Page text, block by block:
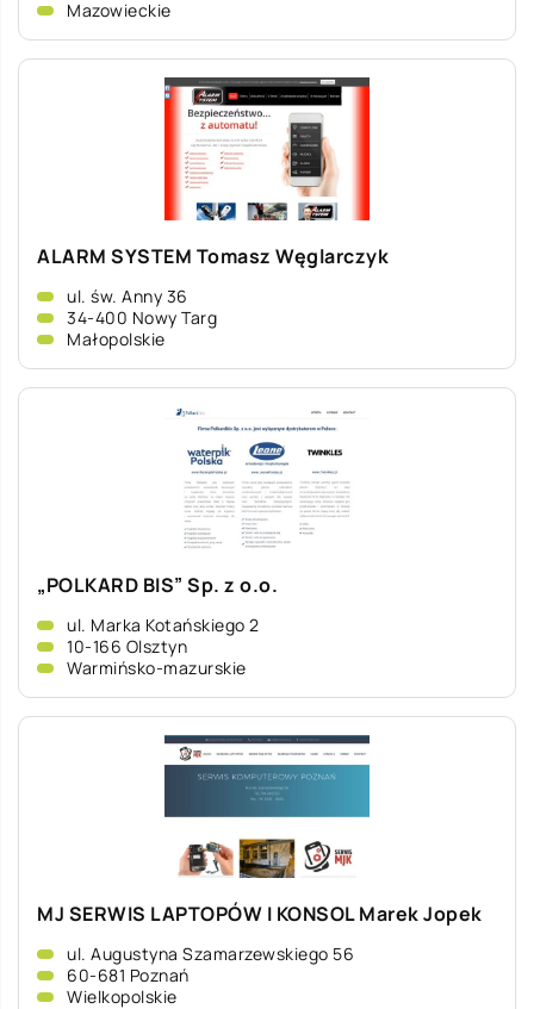
Mazowieckie
ALARM SYSTEM Tomasz Węglarczyk
ul. św. Anny 36
34-400 Nowy Targ
Małopolskie
„POLKARD BIS” Sp. z o.o.
ul. Marka Kotańskiego 2
10-166 Olsztyn
Warmińsko-mazurskie
MJ SERWIS LAPTOPÓW I KONSOL Marek Jopek
ul. Augustyna Szamarzewskiego 56
60-681 Poznań
Wielkopolskie